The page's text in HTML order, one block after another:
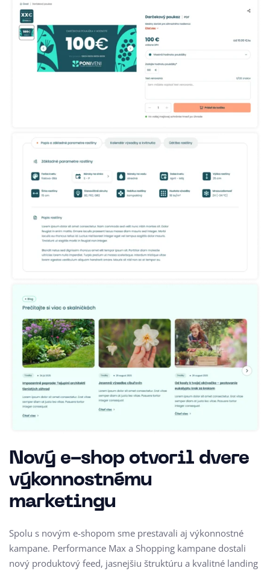
Nový e-shop otvoril dvere
výkonnostnému
marketingu
Spolu s novým e-shopom sme prestavali aj výkonnostné
kampane. Performance Max a Shopping kampane dostali
nový produktový feed, jasnejšiu štruktúru a kvalitné landing